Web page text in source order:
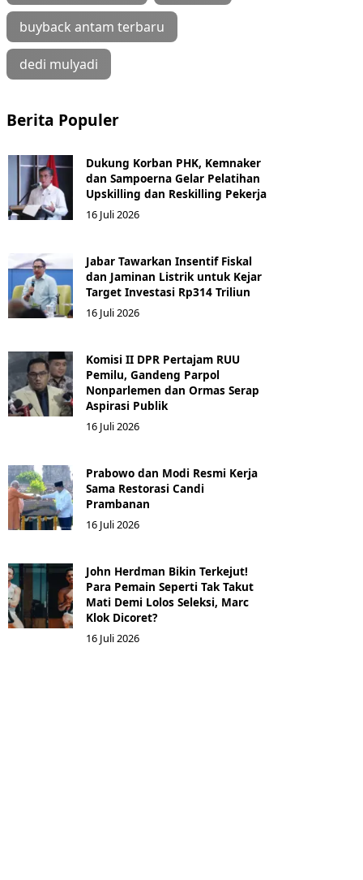
buyback antam terbaru
dedi mulyadi
Berita Populer
Dukung Korban PHK, Kemnaker
dan Sampoerna Gelar Pelatihan
Upskilling dan Reskilling Pekerja
16 Juli 2026
Jabar Tawarkan Insentif Fiskal
dan Jaminan Listrik untuk Kejar
Target Investasi Rp314 Triliun
16 Juli 2026
Komisi II DPR Pertajam RUU
Pemilu, Gandeng Parpol
Nonparlemen dan Ormas Serap
Aspirasi Publik
16 Juli 2026
Prabowo dan Modi Resmi Kerja
Sama Restorasi Candi
Prambanan
16 Juli 2026
John Herdman Bikin Terkejut!
Para Pemain Seperti Tak Takut
Mati Demi Lolos Seleksi, Marc
Klok Dicoret?
16 Juli 2026